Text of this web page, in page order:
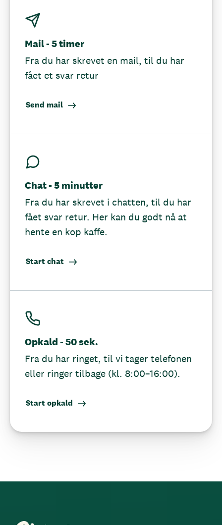
Mail - 5 timer
Fra du har skrevet en mail, til du har
fået et svar retur
Send mail
Chat - 5 minutter
Fra du har skrevet i chatten, til du har
fået svar retur. Her kan du godt nå at
hente en kop kaffe.
Start chat
Opkald - 50 sek.
Fra du har ringet, til vi tager telefonen
eller ringer tilbage (kl. 8:00–16:00).
Start opkald